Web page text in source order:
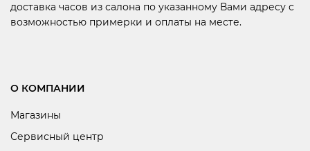
доставка часов из салона по указанному Вами адресу с
возможностью примерки и оплаты на месте.
О КОМПАНИИ
Магазины
Сервисный центр